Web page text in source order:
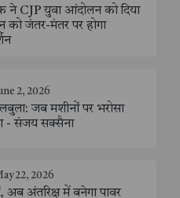
ने CJP युवा आंदोलन को दिया
को जंतर-मंतर पर होगा
2, 2026
जब मशीनों पर भरोसा
- संजय सक्सैना
22, 2026
अब अंतरिक्ष में बनेगा पावर